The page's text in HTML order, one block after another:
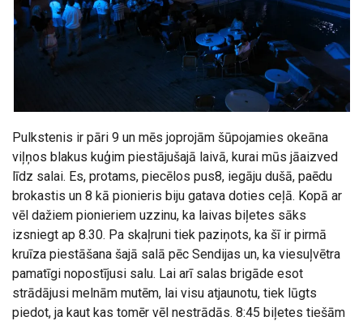
Pulkstenis ir pāri 9 un mēs joprojām šūpojamies okeāna
viļņos blakus kuģim piestājušajā laivā, kurai mūs jāaizved
līdz salai. Es, protams, piecēlos pus8, iegāju dušā, paēdu
brokastis un 8 kā pionieris biju gatava doties ceļā. Kopā ar
vēl dažiem pionieriem uzzinu, ka laivas biļetes sāks
izsniegt ap 8.30. Pa skaļruni tiek paziņots, ka šī ir pirmā
kruīza piestāšana šajā salā pēc Sendijas un, ka viesuļvētra
pamatīgi nopostījusi salu. Lai arī salas brigāde esot
strādājusi melnām mutēm, lai visu atjaunotu, tiek lūgts
piedot, ja kaut kas tomēr vēl nestrādās. 8:45 biļetes tiešām